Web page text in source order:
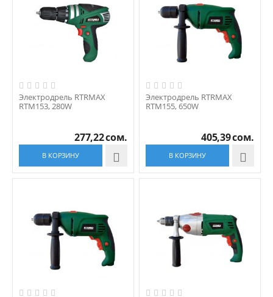
Электродрель RTRMAX
RTM153, 280W
277,22сом.
В КОРЗИНУ 
Электродрель RTRMAX
RTM155, 650W
405,39сом.
В КОРЗИНУ 